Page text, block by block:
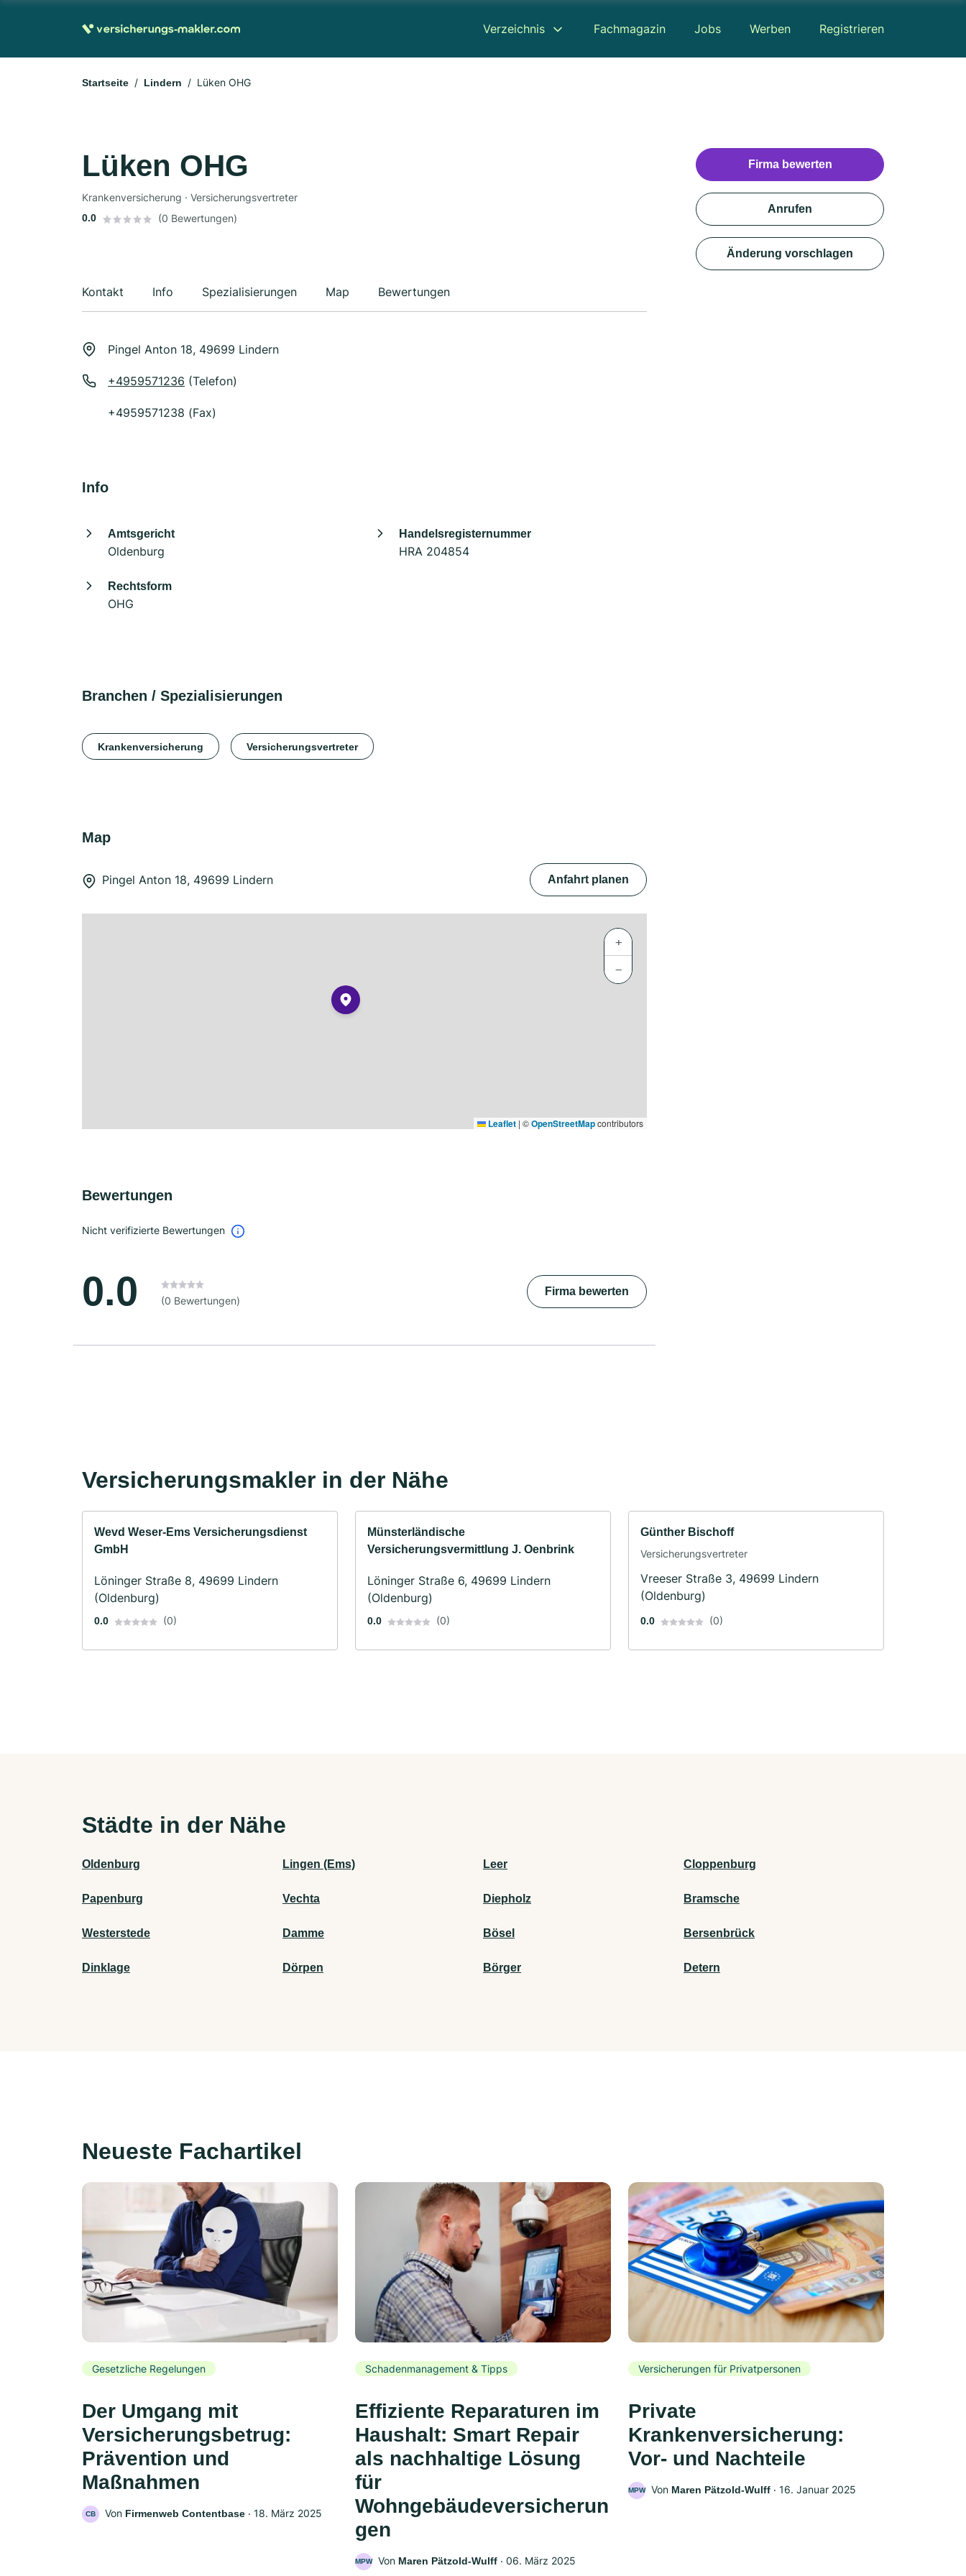
Verzeichnis Fachmagazin Jobs Werben Registrieren
Startseite Lindern Lüken OHG
Lüken OHG
Krankenversicherung · Versicherungsvertreter
0.0 (0 Bewertungen)
Kontakt Info Spezialisierungen Map Bewertungen
Pingel Anton 18, 49699 Lindern
+4959571236 (Telefon)
+4959571238 (Fax)
Info
Amtsgericht
Oldenburg
Handelsregisternummer
HRA 204854
Rechtsform
OHG
Branchen / Spezialisierungen
Krankenversicherung Versicherungsvertreter
Map
Pingel Anton 18, 49699 Lindern Anfahrt planen
+
−
Leaflet | ©OpenStreetMapcontributors
Bewertungen
Nicht verifizierte Bewertungen
0.0 (0 Bewertungen)
Firma bewerten
Firma bewerten
Anrufen
Änderung vorschlagen
Versicherungsmakler in der Nähe
Wevd Weser-Ems Versicherungsdienst
GmbH
Löninger Straße 8, 49699 Lindern
(Oldenburg)
0.0 (0)
Münsterländische
Versicherungsvermittlung J. Oenbrink
Löninger Straße 6, 49699 Lindern
(Oldenburg)
0.0 (0)
Günther Bischoff
Versicherungsvertreter
Vreeser Straße 3, 49699 Lindern
(Oldenburg)
0.0 (0)
Städte in der Nähe
Oldenburg Lingen (Ems) Leer Cloppenburg
Papenburg Vechta Diepholz Bramsche
Westerstede Damme Bösel Bersenbrück
Dinklage Dörpen Börger Detern
Neueste Fachartikel
Gesetzliche Regelungen
Der Umgang mit
Versicherungsbetrug:
Prävention und
Maßnahmen
CB Von Firmenweb Contentbase ‧ 18. März 2025
Schadenmanagement & Tipps
Effiziente Reparaturen im
Haushalt: Smart Repair
als nachhaltige Lösung
für
Wohngebäudeversicherun
gen
MPW Von Maren Pätzold-Wulff ‧ 06. März 2025
Versicherungen für Privatpersonen
Private
Krankenversicherung:
Vor- und Nachteile
MPW Von Maren Pätzold-Wulff ‧ 16. Januar 2025